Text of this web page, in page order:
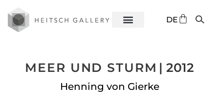
DE
ES
MEER UND STURM | 2012
Henning von Gierke